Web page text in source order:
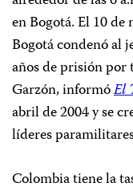
en Bogotá. El 10
Bogotá condenó al
años de prisión
Garzón, informóEl
abril de 2004 y se
líderes
Colombia tiene la